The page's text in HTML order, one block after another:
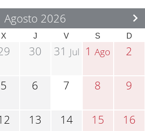
Agosto 2026
X J V S D
30 31 Jul 1Ago 2
5 6 7 8 9
13 14 15 16